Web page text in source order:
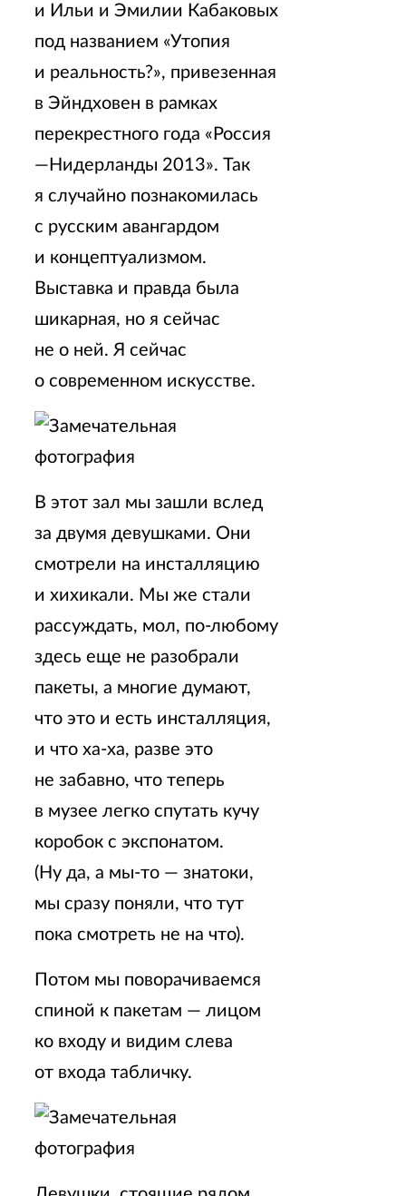
и Ильи и Эмилии Кабаковых
под названием «Утопия
и реальность?», привезенная
в Эйндховен в рамках
перекрестного года «Россия
—Нидерланды 2013». Так
я случайно познакомилась
с русским авангардом
и концептуализмом.
Выставка и правда была
шикарная, но я сейчас
не о ней. Я сейчас
о современном искусстве.
В этот зал мы зашли вслед
за двумя девушками. Они
смотрели на инсталляцию
и хихикали. Мы же стали
рассуждать, мол, по-любому
здесь еще не разобрали
пакеты, а многие думают,
что это и есть инсталляция,
и что ха-ха, разве это
не забавно, что теперь
в музее легко спутать кучу
коробок с экспонатом.
(Ну да, а мы-то — знатоки,
мы сразу поняли, что тут
пока смотреть не на что).
Потом мы поворачиваемся
спиной к пакетам — лицом
ко входу и видим слева
от входа табличку.